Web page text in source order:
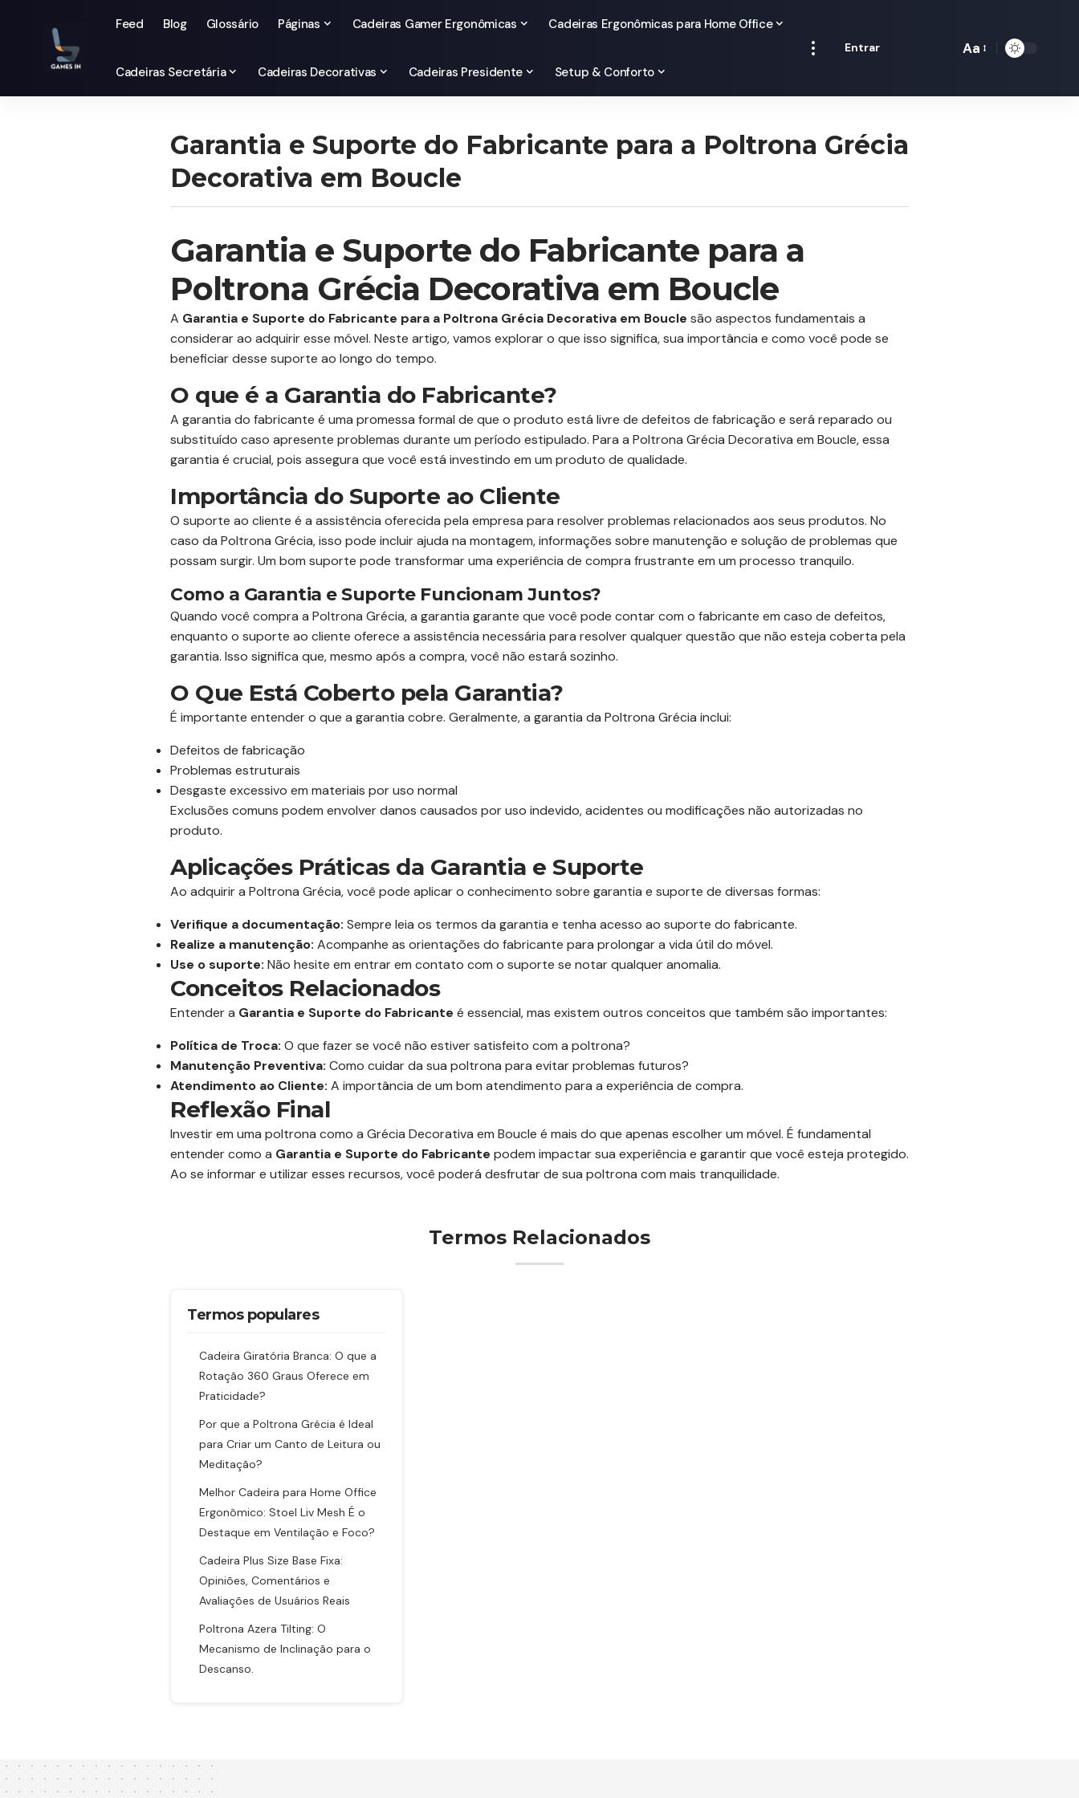
Feed Blog Glossário Páginas Cadeiras Gamer Ergonômicas Cadeiras Ergonômicas para Home Office
Cadeiras Secretária Cadeiras Decorativas Cadeiras Presidente Setup & Conforto
Entrar Aa
Garantia e Suporte do Fabricante para a Poltrona Grécia
Decorativa em Boucle
Garantia e Suporte do Fabricante para a
Poltrona Grécia Decorativa em Boucle
A Garantia e Suporte do Fabricante para a Poltrona Grécia Decorativa em Boucle são aspectos fundamentais a
considerar ao adquirir esse móvel. Neste artigo, vamos explorar o que isso significa, sua importância e como você pode se
beneficiar desse suporte ao longo do tempo.
O que é a Garantia do Fabricante?
A garantia do fabricante é uma promessa formal de que o produto está livre de defeitos de fabricação e será reparado ou
substituído caso apresente problemas durante um período estipulado. Para a Poltrona Grécia Decorativa em Boucle, essa
garantia é crucial, pois assegura que você está investindo em um produto de qualidade.
Importância do Suporte ao Cliente
O suporte ao cliente é a assistência oferecida pela empresa para resolver problemas relacionados aos seus produtos. No
caso da Poltrona Grécia, isso pode incluir ajuda na montagem, informações sobre manutenção e solução de problemas que
possam surgir. Um bom suporte pode transformar uma experiência de compra frustrante em um processo tranquilo.
Como a Garantia e Suporte Funcionam Juntos?
Quando você compra a Poltrona Grécia, a garantia garante que você pode contar com o fabricante em caso de defeitos,
enquanto o suporte ao cliente oferece a assistência necessária para resolver qualquer questão que não esteja coberta pela
garantia. Isso significa que, mesmo após a compra, você não estará sozinho.
O Que Está Coberto pela Garantia?
É importante entender o que a garantia cobre. Geralmente, a garantia da Poltrona Grécia inclui:
Defeitos de fabricação
Problemas estruturais
Desgaste excessivo em materiais por uso normal
Exclusões comuns podem envolver danos causados por uso indevido, acidentes ou modificações não autorizadas no
produto.
Aplicações Práticas da Garantia e Suporte
Ao adquirir a Poltrona Grécia, você pode aplicar o conhecimento sobre garantia e suporte de diversas formas:
Verifique a documentação: Sempre leia os termos da garantia e tenha acesso ao suporte do fabricante.
Realize a manutenção: Acompanhe as orientações do fabricante para prolongar a vida útil do móvel.
Use o suporte: Não hesite em entrar em contato com o suporte se notar qualquer anomalia.
Conceitos Relacionados
Entender a Garantia e Suporte do Fabricante é essencial, mas existem outros conceitos que também são importantes:
Política de Troca: O que fazer se você não estiver satisfeito com a poltrona?
Manutenção Preventiva: Como cuidar da sua poltrona para evitar problemas futuros?
Atendimento ao Cliente: A importância de um bom atendimento para a experiência de compra.
Reflexão Final
Investir em uma poltrona como a Grécia Decorativa em Boucle é mais do que apenas escolher um móvel. É fundamental
entender como a Garantia e Suporte do Fabricante podem impactar sua experiência e garantir que você esteja protegido.
Ao se informar e utilizar esses recursos, você poderá desfrutar de sua poltrona com mais tranquilidade.
Termos Relacionados
Termos populares
Cadeira Giratória Branca: O que a
Rotação 360 Graus Oferece em
Praticidade?
Por que a Poltrona Grécia é Ideal
para Criar um Canto de Leitura ou
Meditação?
Melhor Cadeira para Home Office
Ergonômico: Stoel Liv Mesh É o
Destaque em Ventilação e Foco?
Cadeira Plus Size Base Fixa:
Opiniões, Comentários e
Avaliações de Usuários Reais
Poltrona Azera Tilting: O
Mecanismo de Inclinação para o
Descanso.